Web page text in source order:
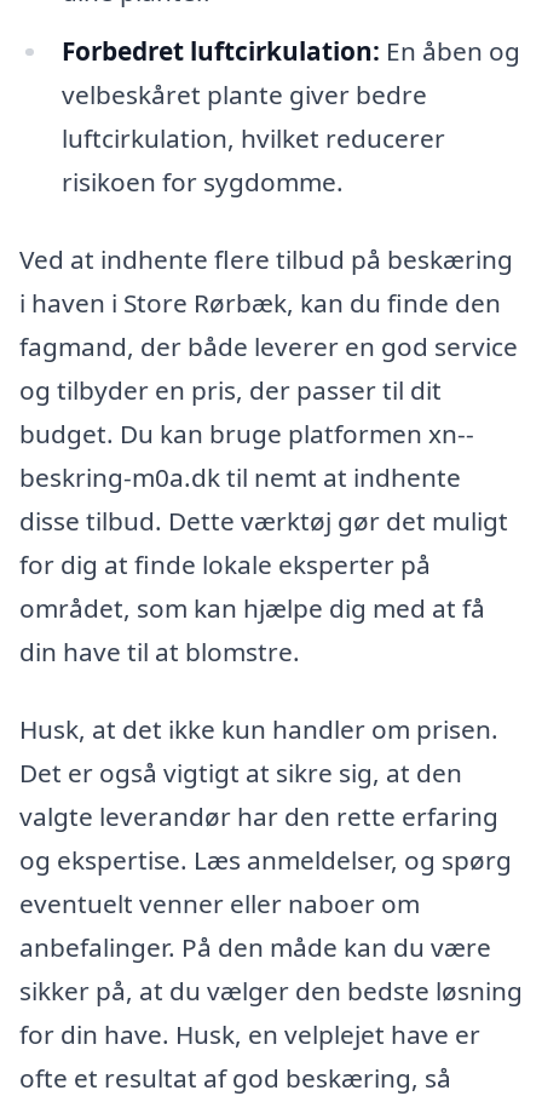
Forbedret luftcirkulation: En åben og
velbeskåret plante giver bedre
luftcirkulation, hvilket reducerer
risikoen for sygdomme.
Ved at indhente flere tilbud på beskæring
i haven i Store Rørbæk, kan du finde den
fagmand, der både leverer en god service
og tilbyder en pris, der passer til dit
budget. Du kan bruge platformen xn--
beskring-m0a.dk til nemt at indhente
disse tilbud. Dette værktøj gør det muligt
for dig at finde lokale eksperter på
området, som kan hjælpe dig med at få
din have til at blomstre.
Husk, at det ikke kun handler om prisen.
Det er også vigtigt at sikre sig, at den
valgte leverandør har den rette erfaring
og ekspertise. Læs anmeldelser, og spørg
eventuelt venner eller naboer om
anbefalinger. På den måde kan du være
sikker på, at du vælger den bedste løsning
for din have. Husk, en velplejet have er
ofte et resultat af god beskæring, så